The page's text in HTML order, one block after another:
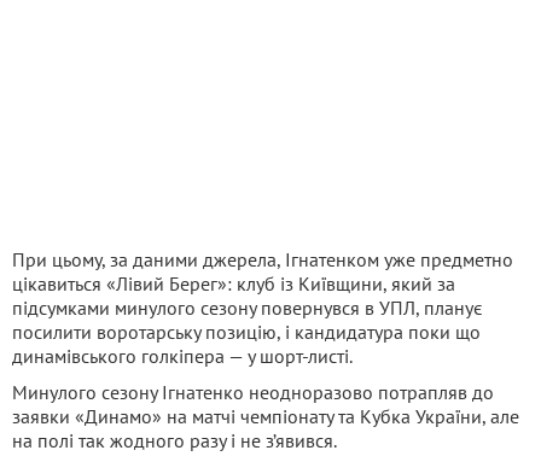
При цьому, за даними джерела, Ігнатенком уже предметно
цікавиться «Лівий Берег»: клуб із Київщини, який за
підсумками минулого сезону повернувся в УПЛ, планує
посилити воротарську позицію, і кандидатура поки що
динамівського голкіпера — у шорт-листі.
Минулого сезону Ігнатенко неодноразово потрапляв до
заявки «Динамо» на матчі чемпіонату та Кубка України, але
на полі так жодного разу і не з’явився.